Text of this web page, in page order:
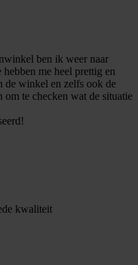
ben ik weer naar
me heel prettig en
de winkel en zelfs ook de
te checken wat de situatie
kwaliteit